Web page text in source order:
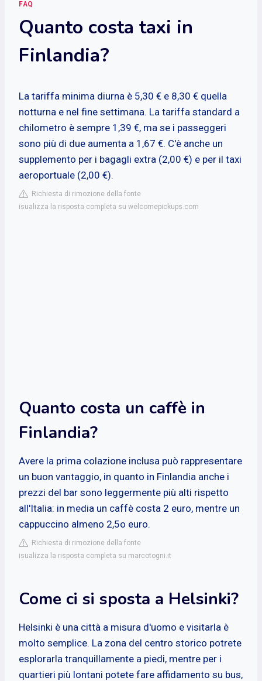
FAQ
Quanto costa taxi in
Finlandia?
La tariffa minima diurna è 5,30 € e 8,30 € quella
notturna e nel fine settimana. La tariffa standard a
chilometro è sempre 1,39 €, ma se i passeggeri
sono più di due aumenta a 1,67 €. C'è anche un
supplemento per i bagagli extra (2,00 €) e per il taxi
aeroportuale (2,00 €).
Richiesta di rimozione della fonte
isualizza la risposta completa su welcomepickups.com
Quanto costa un caffè in
Finlandia?
Avere la prima colazione inclusa può rappresentare
un buon vantaggio, in quanto in Finlandia anche i
prezzi del bar sono leggermente più alti rispetto
all'Italia: in media un caffè costa 2 euro, mentre un
cappuccino almeno 2,5o euro.
Richiesta di rimozione della fonte
isualizza la risposta completa su marcotogni.it
Come ci si sposta a Helsinki?
Helsinki è una città a misura d'uomo e visitarla è
molto semplice. La zona del centro storico potrete
esplorarla tranquillamente a piedi, mentre per i
quartieri più lontani potete fare affidamento su bus,